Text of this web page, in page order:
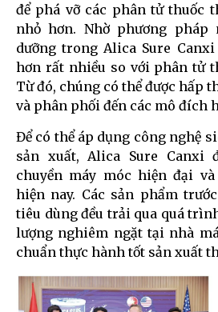
để phá vỡ các phân tử thuốc
nhỏ hơn. Nhờ phương pháp
dưỡng trong Alica Sure
hơn rất nhiều so với phân tử
Từ đó, chúng có thể được hấp
và phân phối đến các mô đích
Để có thể áp dụng công nghệ
sản xuất, Alica Sure Canxi
chuyền máy móc hiện đại
hiện nay. Các sản phẩm
tiêu dùng đều trải qua quá
lượng nghiêm ngặt tại nhà
chuẩn thực hành tốt sản xuất